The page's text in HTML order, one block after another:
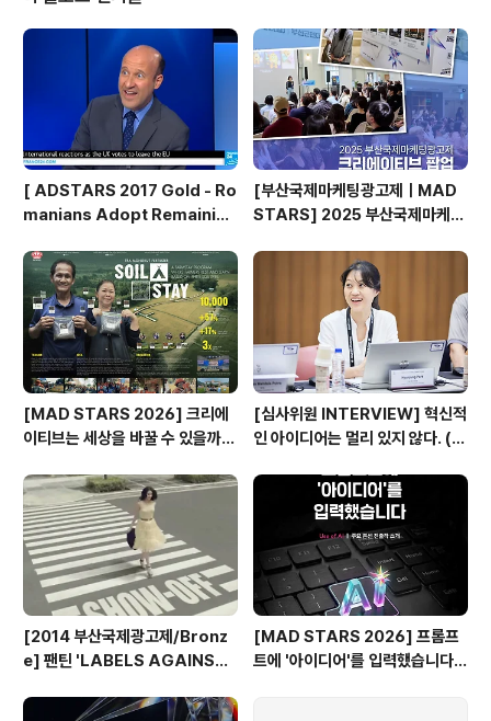
윤리경영을 기반으로 구축된 전사적 CSR 전략에 대해 알
아보고, 지속가능한 성장을 위한 대표 CSR 프로그램 '헬핑
핸즈'와 '초록산타'를 살펴보는 강의 8/26 현대자동차와 J
ung von Matt의 ‘The Bigger Crash’ 캠페인을 통..
[ ADSTARS 2017 Gold - Ro
manians Adopt Remainian
[부산국제마케팅광고제ㅣMAD
STARS] 2025 부산국제마케팅
기
[MAD STARS 2026] 크리에
이티브는 세상을 바꿀 수 있을까?
작)
[심사위원 INTERVIEW] 혁신적
인 아이디어는 멀리 있지 않다. (제
[2014 부산국제광고제/Bronz
e] 팬틴 'LABELS AGAINST
[MAD STARS 2026] 프롬프
트에 '아이디어'를 입력했습니다